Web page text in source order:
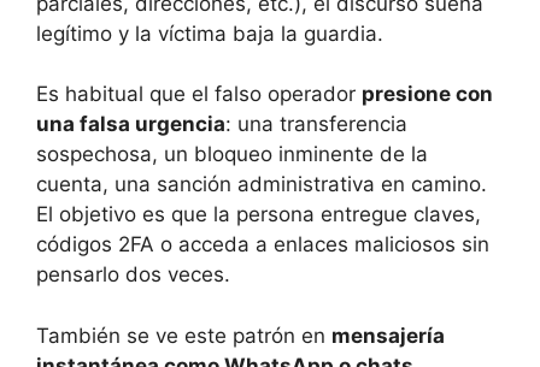
legítimo y la víctima baja la guardia.
Es habitual que el falso operador presione con
una falsa urgencia: una transferencia
sospechosa, un bloqueo inminente de la
cuenta, una sanción administrativa en camino.
El objetivo es que la persona entregue claves,
códigos 2FA o acceda a enlaces maliciosos sin
pensarlo dos veces.
También se ve este patrón en mensajería